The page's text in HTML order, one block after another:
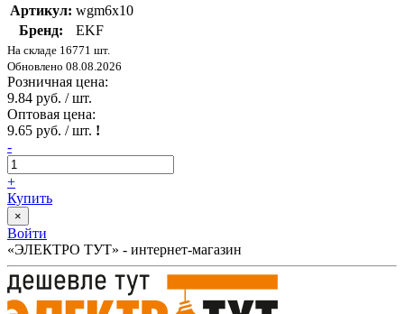
Артикул: wgm6x10
Бренд:
EKF
На складе 16771 шт.
Обновлено 08.08.2026
Розничная цена:
9.84 руб. / шт.
Оптовая цена:
9.65 руб. / шт. !
-
+
Купить
×
Войти
«ЭЛЕКТРО ТУТ» - интернет-магазин